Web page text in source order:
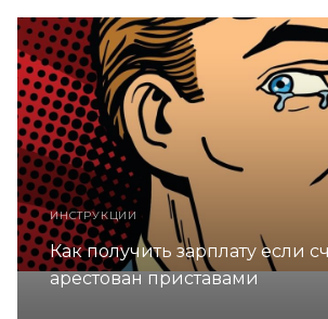
ИНСТРУКЦИИ
Как получить зарплату если
арестован приставами